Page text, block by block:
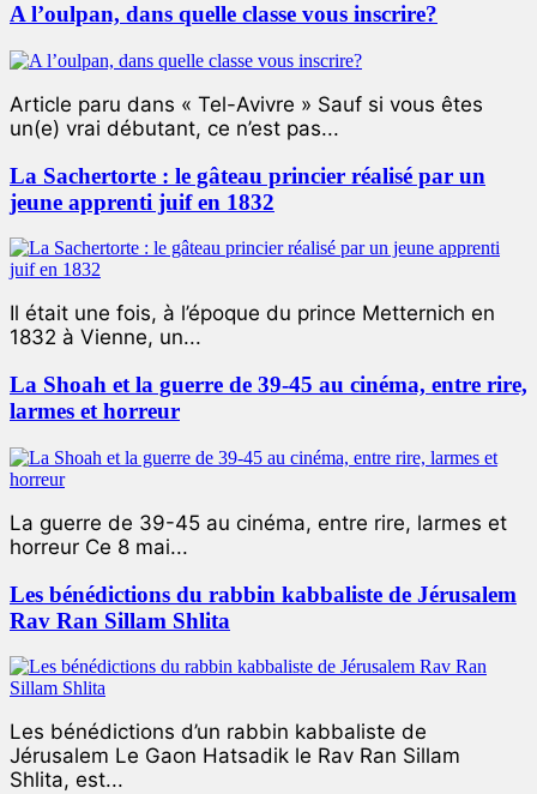
A l’oulpan, dans quelle classe vous inscrire?
Article paru dans « Tel-Avivre » Sauf si vous êtes
un(e) vrai débutant, ce n’est pas...
La Sachertorte : le gâteau princier réalisé par un
jeune apprenti juif en 1832
Il était une fois, à l’époque du prince Metternich en
1832 à Vienne, un...
La Shoah et la guerre de 39-45 au cinéma, entre rire,
larmes et horreur
La guerre de 39-45 au cinéma, entre rire, larmes et
horreur Ce 8 mai...
Les bénédictions du rabbin kabbaliste de Jérusalem
Rav Ran Sillam Shlita
Les bénédictions d’un rabbin kabbaliste de
Jérusalem Le Gaon Hatsadik le Rav Ran Sillam
Shlita, est...